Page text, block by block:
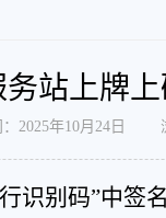
站上牌上
：2025年10月24日
识别码”中签